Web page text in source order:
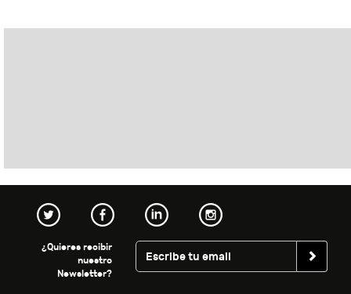
¿Quieres recibir
nuestro
Newsletter?